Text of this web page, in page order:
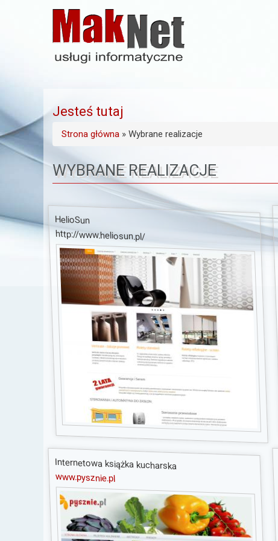
Jesteś tutaj
Strona główna » Wybrane realizacje
WYBRANE REALIZACJE
HelioSun
http://www.heliosun.pl/
Internetowa książka kucharska
www.pysznie.pl